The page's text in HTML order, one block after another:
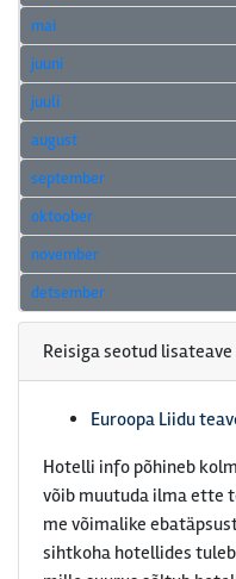
mai
juuni
juuli
august
september
oktoober
november
detsember
Reisiga seotud lisateave
Euroopa Liidu
Hotelli info põhineb
võib muutuda ilma ette
me võimalike
sihtkoha hotellides